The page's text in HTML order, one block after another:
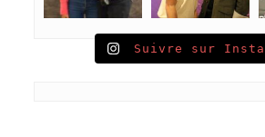
Suivre sur